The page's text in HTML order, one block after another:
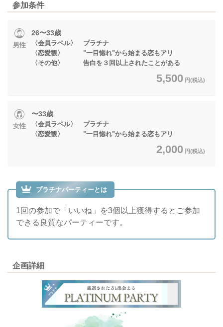
参加条件
男性
26〜33歳
〈会員ラベル〉 プラチナ
〈恋愛観〉 "一目惚れ"から始まる恋もアリ
〈その他〉 告白を３回以上されたことがある
5,500 円(税込)
女性
〜33歳
〈会員ラベル〉 プラチナ
〈恋愛観〉 "一目惚れ"から始まる恋もアリ
2,000 円(税込)
プラチナパーティーとは
1回の参加で「いいね」を3個以上獲得するとご参加
できる良質なパーティーです。
企画詳細